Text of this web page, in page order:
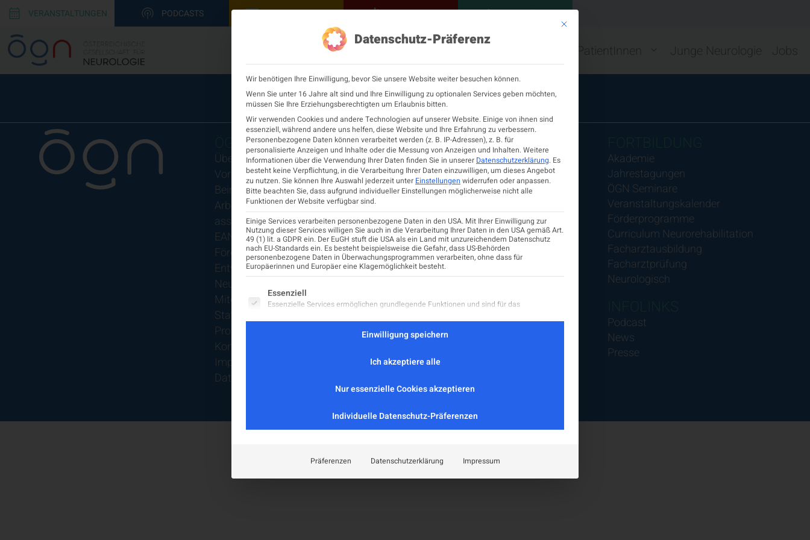
VERANSTALTUNGEN PODCASTS NEUROLOGISCH KONTAKT MEINE ÖGN
PatientInnen Junge Neurologie Jobs
Über uns
Vorstand
Beirat
Arbeitsgemeinschaften
assoziierte Gesellschaften
EAN
Fördermitglieder
Entwicklung der Neurologoie
Neurologiereport
Mitgliedschaft
Statuten
Protokolle
Kontakt
Impressum
Datenschutzerklärung
PATIENTINNEN
Facharztordinationen
Neurologische Abteilungen
MS-Zentren
PatientInnenverfügung
NEUROLOGIE
Leitlinien
MS-Register (extern)
MS-Zentren
Facharztordinationen
Neurologische Abteilungen
Akademie
Jahrestagungen
ÖGN Seminare
Veranstaltungskalender
Förderprogramme
Curriculum Neurorehabilitation
Facharztausbildung
Facharztprüfung
Neurologisch
Podcast
News
Presse
Mit diesem Button wird der Dialog geschlossen. Seine Funktionalität ist
Datenschutz-Präferenz
Wir benötigen Ihre Einwilligung, bevor Sie unsere Website weiter besuchen können.
Wenn Sie unter 16 Jahre alt sind und Ihre Einwilligung zu optionalen Services geben möchten,
müssen Sie Ihre Erziehungsberechtigten um Erlaubnis bitten.
Wir verwenden Cookies und andere Technologien auf unserer Website. Einige von ihnen sind
essenziell, während andere uns helfen, diese Website und Ihre Erfahrung zu verbessern.
Personenbezogene Daten können verarbeitet werden (z. B. IP-Adressen), z. B. für
personalisierte Anzeigen und Inhalte oder die Messung von Anzeigen und Inhalten.Weitere
Informationen über die Verwendung Ihrer Daten finden Sie in unserer Datenschutzerklärung. Es
besteht keine Verpflichtung, in die Verarbeitung Ihrer Daten einzuwilligen, um dieses Angebot
zu nutzen.Sie können Ihre Auswahl jederzeit unter Einstellungen widerrufen oder anpassen.
Bitte beachten Sie, dass aufgrund individueller Einstellungen möglicherweise nicht alle
Funktionen der Website verfügbar sind.
Einige Services verarbeiten personenbezogene Daten in den USA. Mit Ihrer Einwilligung zur
Nutzung dieser Services willigen Sie auch in die Verarbeitung Ihrer Daten in den USA gemäß Art.
49 (1) lit. a GDPR ein. Der EuGH stuft die USA als ein Land mit unzureichendem Datenschutz
nach EU-Standards ein. Es besteht beispielsweise die Gefahr, dass US-Behörden
personenbezogene Daten in Überwachungsprogrammen verarbeiten, ohne dass für
Europäerinnen und Europäer eine Klagemöglichkeit besteht.
Es folgt eine Liste der Service-Gruppen, für die eine Einwilligung erteilt werden kann. Die erste Service-Gruppe ist essenziell und
Essenziell
Essenzielle Services ermöglichen grundlegende Funktionen und sind für das
Statistik-Cookies sammeln Nutzungsdaten, die uns Aufschluss darüber geben, wie
personalisierte Werbung anzuzeigen. Sie tun dies, indem sie Besucher über Websites
Inhalte von Videoplattformen und Social-Media-Plattformen werden standardmäßig
Einwilligung speichern
Ich akzeptiere alle
Nur essenzielle Cookies akzeptieren
Individuelle Datenschutz-Präferenzen
Präferenzen Datenschutzerklärung Impressum